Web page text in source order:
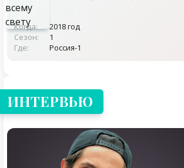
Когда:
2018 год
Сезон:
1
Где:
Россия-1
ИНТЕРВЬЮ